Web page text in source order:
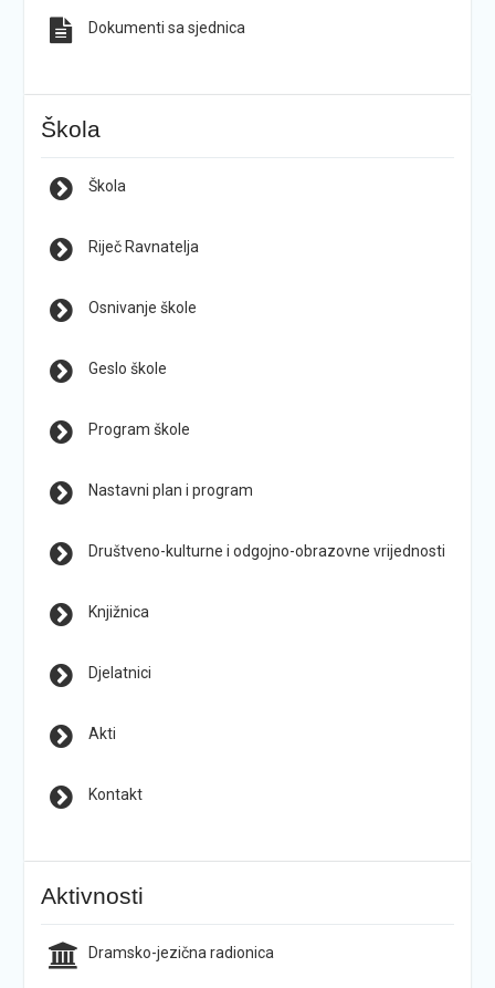
Dokumenti sa sjednica
Škola
Škola
Riječ Ravnatelja
Osnivanje škole
Geslo škole
Program škole
Nastavni plan i program
Društveno-kulturne i odgojno-obrazovne vrijednosti
Knjižnica
Djelatnici
Akti
Kontakt
Aktivnosti
Dramsko-jezična radionica